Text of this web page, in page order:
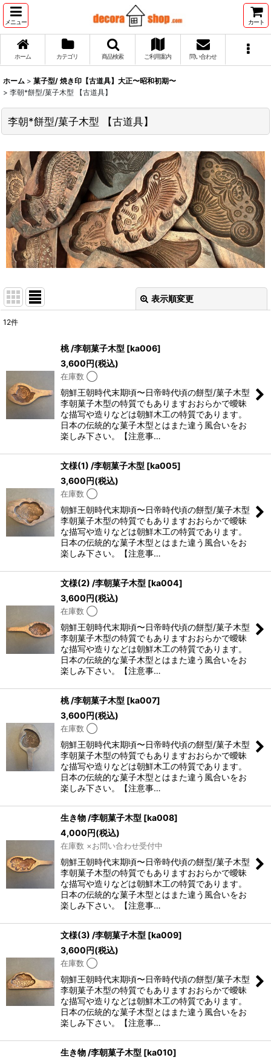
メニュー カート
ホーム カテゴリ 商品検索 ご利用案内 問い合わせ
ホーム > 菓子型/ 焼き印【古道具】大正〜昭和初期〜
> 李朝*餅型/菓子木型 【古道具】
李朝*餅型/菓子木型 【古道具】
表示順変更
絞り込む
12件
桃 /李朝菓子木型 [ka006]
3,600円(税込)
在庫数 ◯
朝鮮王朝時代末期頃〜日帝時代頃の餅型/菓子木型
李朝菓子木型の特質でもありますおおらかで曖昧
な描写や造りなどは朝鮮木工の特質であります。
日本の伝統的な菓子木型とはまた違う風合いをお
楽しみ下さい。【注意事…
文様(1) /李朝菓子木型 [ka005]
3,600円(税込)
在庫数 ◯
朝鮮王朝時代末期頃〜日帝時代頃の餅型/菓子木型
李朝菓子木型の特質でもありますおおらかで曖昧
な描写や造りなどは朝鮮木工の特質であります。
日本の伝統的な菓子木型とはまた違う風合いをお
楽しみ下さい。【注意事…
文様(2) /李朝菓子木型 [ka004]
3,600円(税込)
在庫数 ◯
朝鮮王朝時代末期頃〜日帝時代頃の餅型/菓子木型
李朝菓子木型の特質でもありますおおらかで曖昧
な描写や造りなどは朝鮮木工の特質であります。
日本の伝統的な菓子木型とはまた違う風合いをお
楽しみ下さい。【注意事…
桃 /李朝菓子木型 [ka007]
3,600円(税込)
在庫数 ◯
朝鮮王朝時代末期頃〜日帝時代頃の餅型/菓子木型
李朝菓子木型の特質でもありますおおらかで曖昧
な描写や造りなどは朝鮮木工の特質であります。
日本の伝統的な菓子木型とはまた違う風合いをお
楽しみ下さい。【注意事…
生き物 /李朝菓子木型 [ka008]
4,000円(税込)
在庫数 ×お問い合わせ受付中
朝鮮王朝時代末期頃〜日帝時代頃の餅型/菓子木型
李朝菓子木型の特質でもありますおおらかで曖昧
な描写や造りなどは朝鮮木工の特質であります。
日本の伝統的な菓子木型とはまた違う風合いをお
楽しみ下さい。【注意事…
文様(3) /李朝菓子木型 [ka009]
3,600円(税込)
在庫数 ◯
朝鮮王朝時代末期頃〜日帝時代頃の餅型/菓子木型
李朝菓子木型の特質でもありますおおらかで曖昧
な描写や造りなどは朝鮮木工の特質であります。
日本の伝統的な菓子木型とはまた違う風合いをお
楽しみ下さい。【注意事…
生き物 /李朝菓子木型 [ka010]